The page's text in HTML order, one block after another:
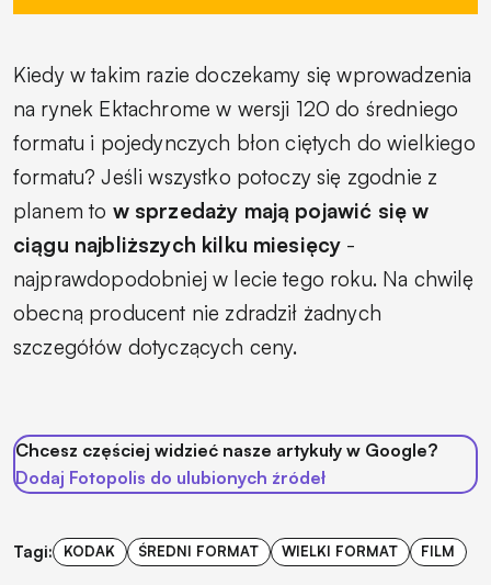
Kiedy w takim razie doczekamy się wprowadzenia
na rynek Ektachrome w wersji 120 do średniego
formatu i pojedynczych błon ciętych do wielkiego
formatu? Jeśli wszystko potoczy się zgodnie z
planem to w sprzedaży mają pojawić się w
ciągu najbliższych kilku miesięcy -
najprawdopodobniej w lecie tego roku. Na chwilę
obecną producent nie zdradził żadnych
szczegółów dotyczących ceny.
Chcesz częściej widzieć nasze artykuły w Google?
Dodaj Fotopolis do ulubionych źródeł
Tagi: KODAK ŚREDNI FORMAT WIELKI FORMAT FILM